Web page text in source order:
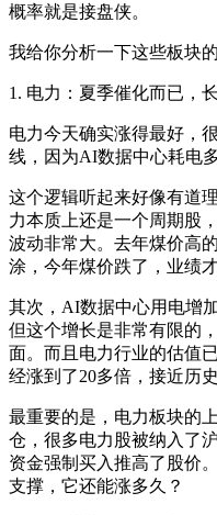
概率就是接盘侠。
我给你分析一下这些板块
1. 电力：夏季催化而已，
电力今天确实涨得最好，
线，因为AI数据中心耗电
这个逻辑听起来好像有道
力本质上还是一个周期股
波动非常大。去年煤价高
涂，今年煤价跌了，业绩
其次，AI数据中心用电增
但这个增长是非常有限的
面。而且电力行业的估值
经涨到了20多倍，接近历史
最重要的是，电力板块的
仓，很多电力股被纳入了
资金强制买入推高了股价
支撑，它还能涨多久？